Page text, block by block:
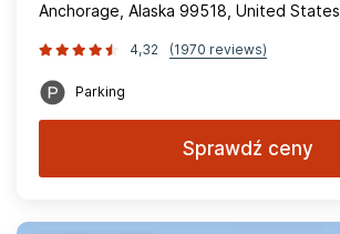
Anchorage, Alaska 99518, United States
4,32 (1970 reviews)
Parking
Sprawdź ceny